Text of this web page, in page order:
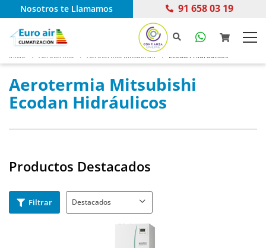
Nosotros te Llamamos 91 658 03 19
Inicio Aerotermia Aerotermia Mitsubishi Ecodan Hidráulicos
Aerotermia Mitsubishi
Ecodan Hidráulicos
Productos Destacados
Filtrar